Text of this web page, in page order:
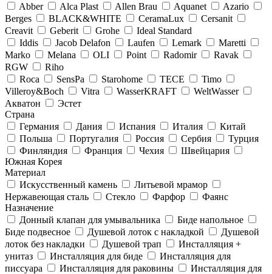
Abber
Alca Plast Allen Brau Aquanet
Azario
Berges
BLACK&WHITE CeramaLux
Cersanit
Creavit
Geberit Grohe
Ideal Standard
Iddis
Jacob Delafon Laufen Lemark
Maretti
Marko
Melana OLI Point Radomir
Ravak
RGW
Riho
Roca
SensPa Starohome TECE
Timo
Villeroy&Boсh
Vitra WasserKRAFT
WeltWasser
Акватон
Эстет
Страна
Германия
Дания Испания Италия
Китай
Польша
Португалия Россия Сербия
Турция
Финляндия
Франция Чехия
Швейцария
Южная Корея
Материал
Искусственный камень
Литьевой мрамор
Нержавеющая сталь
Стекло Фарфор
Фаянс
Назначение
Донный клапан для умывальника
Биде напольное
Биде подвесное
Душевой лоток с накладкой
Душевой
лоток без накладки
Душевой трап
Инсталляция +
унитаз
Инсталляция для биде
Инсталляция для
писсуара
Инсталляция для раковины
Инсталляция для